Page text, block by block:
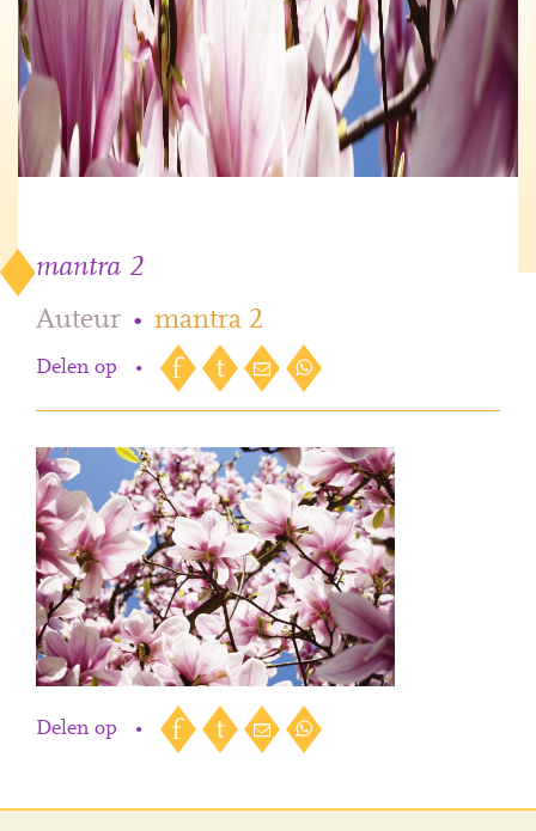
mantra 2
Auteur • mantra 2
Delen op •
Delen op •